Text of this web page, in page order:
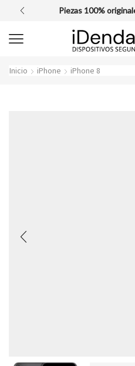
Piezas 100%
Inicio iPhone iPhone 8